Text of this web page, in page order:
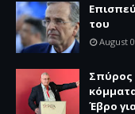
του
August
Σπύρος
Έβρο